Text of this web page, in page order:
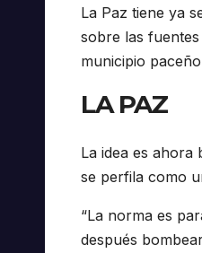
La Paz tiene ya
sobre las
municipio
LA PAZ
La idea es ahora
se perfila como
“La norma es
después